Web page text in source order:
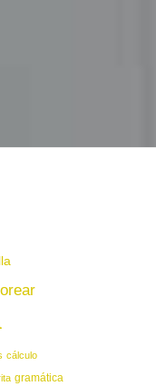
cálculo
gramática